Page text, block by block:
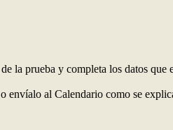
la prueba y completa los datos que
al Calendario como se